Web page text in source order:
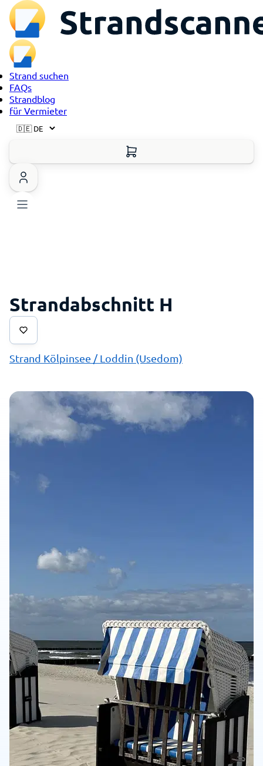
Strand suchen
FAQs
Strandblog
für Vermieter
Strandabschnitt H
Strand Kölpinsee / Loddin (Usedom)